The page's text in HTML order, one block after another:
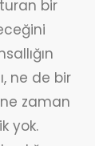
bir
ne de bir
ne zaman
yok.